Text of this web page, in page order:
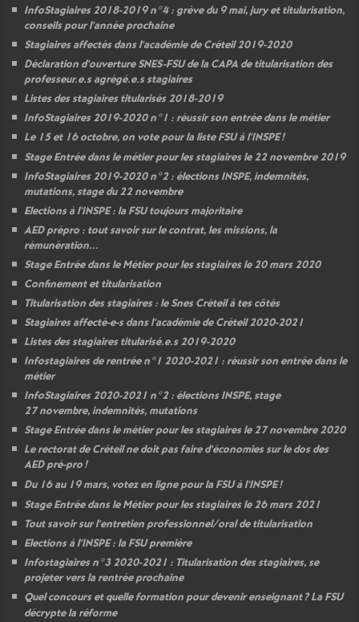
InfoStagiaires 2018-2019 n°4 : grève du 9 mai, jury et titularisation,
conseils pour l’année prochaine
Stagiaires affectés dans l’académie de Créteil 2019-2020
Déclaration d’ouvertureSNES-FSUde la CAPA de titularisation des
professeur.e.s agrégé.e.s stagiaires
Listes des stagiaires titularisés 2018-2019
InfoStagiaires 2019-2020 n°1 : réussir son entrée dans le métier
Le 15 et 16 octobre, on vote pour la listeFSUà l’INSPE!
Stage Entrée dans le métier pour les stagiaires le 22 novembre 2019
InfoStagiaires 2019-2020 n°2 : électionsINSPE, indemnités,
mutations, stage du 22 novembre
Elections à l’INSPE: la FSUtoujours majoritaire
AEDprépro : tout savoir sur le contrat, les missions, la
rémunération...
Stage Entrée dans le Métier pour les stagiaires le 20 mars 2020
Confinement et titularisation
Titularisation des stagiaires : le Snes Créteil à tes côtés
Stagiaires affecté-e-s dans l’académie de Créteil 2020-2021
Listes des stagiaires titularisé.e.s 2019-2020
Infostagiaires de rentrée n°1 2020-2021 : réussir son entrée dans le
métier
InfoStagiaires 2020-2021 n°2 : électionsINSPE, stage
27 novembre, indemnités, mutations
Stage Entrée dans le métier pour les stagiaires le 27 novembre 2020
Le rectorat de Créteil ne doit pas faire d’économies sur le dos des
AEDpré-pro!
Du 16 au 19 mars, votez en ligne pour la FSUà l’INSPE!
Stage Entrée dans le Métier pour les stagiaires le 26 mars 2021
Tout savoir sur l’entretien professionnel/oral de titularisation
Elections à l’INSPE: la FSUpremière
Infostagiaires n°3 2020-2021 : Titularisation des stagiaires, se
projeter vers la rentrée prochaine
Quel concours et quelle formation pour devenir enseignant ? La FSU
décrypte la réforme